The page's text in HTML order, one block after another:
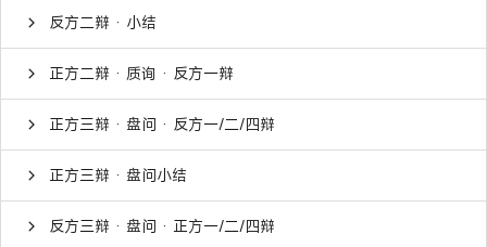
反方二辩 · 小结
正方二辩 · 质询 · 反方一辩
正方三辩 · 盘问 · 反方一/二/四辩
正方三辩 · 盘问小结
反方三辩 · 盘问 · 正方一/二/四辩